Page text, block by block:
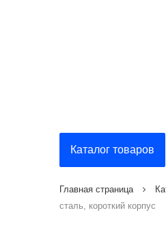
Каталог товаров
Главная страница
сталь, короткий корпус